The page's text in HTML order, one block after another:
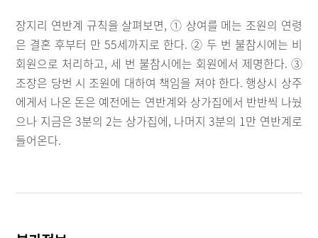
장지리 연반계 규칙을 살펴보면, ① 상여를 메는 조원의 연령
은 결혼 후부터 만 55세까지로 한다. ② 두 번 불참시에는 비
회원으로 처리하고, 세 번 불참시에는 회원에서 제명한다. ③
조장은 당번 시 조원에 대하여 책임을 져야 한다. 행상시 상주
에게서 나온 돈은 예전에는 연반계와 상가집에서 반반씩 나눴
으나 지금은 3분의 2는 상가집에, 나머지 3분의 1만 연반계로
들어온다.